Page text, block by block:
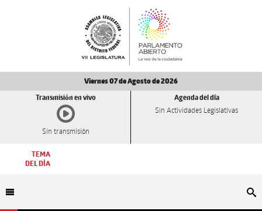
Viernes 07 de Agosto de 2026
Transmisión en vivo
Sin transmisión
Agenda del día
Sin Actividades Legislativas
TEMA
DEL DÍA